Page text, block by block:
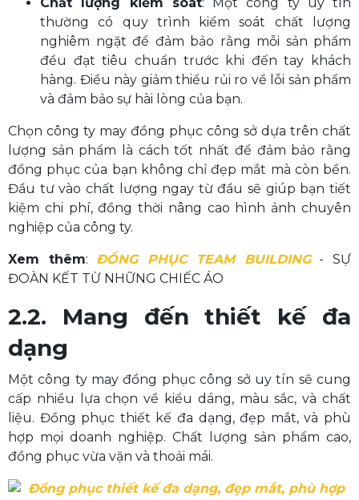
thường có quy trình kiểm soát chất lượng
nghiêm ngặt để đảm bảo rằng mỗi sản phẩm
đều đạt tiêu chuẩn trước khi đến tay khách
hàng. Điều này giảm thiểu rủi ro về lỗi sản phẩm
và đảm bảo sự hài lòng của bạn.
Chọn công ty may đồng phục công sở dựa trên chất
lượng sản phẩm là cách tốt nhất để đảm bảo rằng
đồng phục của bạn không chỉ đẹp mắt mà còn bền.
Đầu tư vào chất lượng ngay từ đầu sẽ giúp bạn tiết
kiệm chi phí, đồng thời nâng cao hình ảnh chuyên
nghiệp của công ty.
Xem thêm: ĐỒNG PHỤC TEAM BUILDING- SỰ
ĐOÀN KẾT TỪ NHỮNG CHIẾC ÁO
2.2. Mang đến thiết kế đa
dạng
Một công ty may đồng phục công sở uy tín sẽ cung
cấp nhiều lựa chọn về kiểu dáng, màu sắc, và chất
liệu. Đồng phục thiết kế đa dạng, đẹp mắt, và phù
hợp mọi doanh nghiệp. Chất lượng sản phẩm cao,
đồng phục vừa vặn và thoải mái.